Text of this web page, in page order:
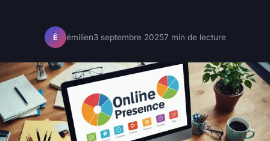
É émilien3 septembre 20257 min de lecture